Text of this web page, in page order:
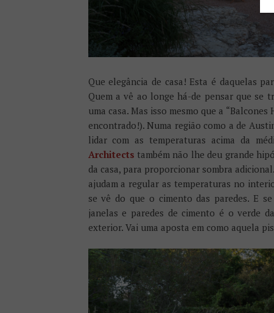
Que elegância de casa! Esta é daquelas
Quem a vê ao longe há-de pensar que se
uma casa. Mas isso mesmo que a
encontrado!). Numa região como a de
lidar com as temperaturas acima da
Architects também não lhe deu grande
da casa, para proporcionar sombra
ajudam a regular as temperaturas no
se vê do que o cimento das paredes. E
janelas e paredes de cimento é o verde
exterior. Vai uma aposta em como aquela